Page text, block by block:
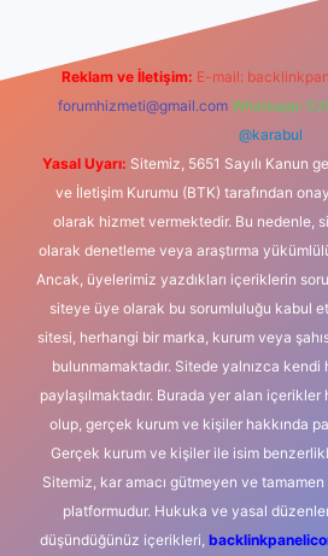
Reklam ve İletişim: E-mail:
forumhizmeti@gmail.com Whatsapp:
@karabul
Yasal Uyarı: Sitemiz, 5651 Sayılı Kanun
ve İletişim Kurumu (BTK) tarafından
olarak hizmet vermektedir. Bu nedenle,
olarak denetleme veya araştırma
Ancak, üyelerimiz yazdıkları içeriklerin
siteye üye olarak bu sorumluluğu kabul
sitesi, herhangi bir marka, kurum veya
bulunmamaktadır. Sitede yalnızca kendi
paylaşılmaktadır. Burada yer alan
olup, gerçek kurum ve kişiler hakkında
Gerçek kurum ve kişiler ile isim
Sitemiz, kar amacı gütmeyen ve
platformudur. Hukuka ve yasal
düşündüğünüz içerikleri,